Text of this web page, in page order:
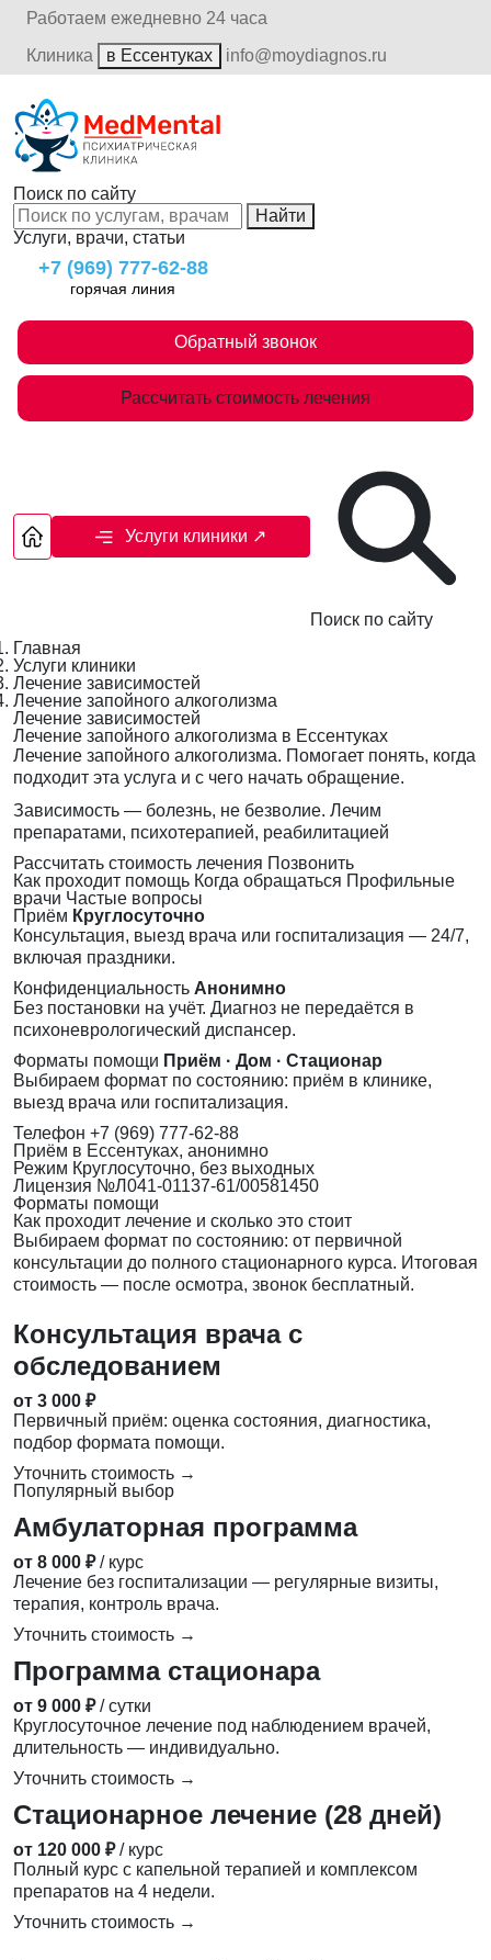
Работаем ежедневно 24 часа
Клиника
в Ессентуках info@moydiagnos.ru
Поиск по сайту
Найти
Услуги, врачи, статьи
+7 (969) 777-62-88
горячая линия
Обратный звонок
Рассчитать стоимость лечения
Услуги клиники ↗
Поиск по сайту
Главная
Услуги клиники
Лечение зависимостей
Лечение запойного алкоголизма
Лечение зависимостей
Лечение запойного алкоголизма в Ессентуках
Лечение запойного алкоголизма. Помогает понять, когда
подходит эта услуга и с чего начать обращение.
Зависимость — болезнь, не безволие. Лечим
препаратами, психотерапией, реабилитацией
Рассчитать стоимость лечения Позвонить
Как проходит помощь Когда обращаться Профильные
врачи Частые вопросы
Приём Круглосуточно
Консультация, выезд врача или госпитализация — 24/7,
включая праздники.
Конфиденциальность Анонимно
Без постановки на учёт. Диагноз не передаётся в
психоневрологический диспансер.
Форматы помощи Приём · Дом · Стационар
Выбираем формат по состоянию: приём в клинике,
выезд врача или госпитализация.
Телефон +7 (969) 777-62-88
Приём в Ессентуках, анонимно
Режим Круглосуточно, без выходных
Лицензия №Л041-01137-61/00581450
Форматы помощи
Как проходит лечение и сколько это стоит
Выбираем формат по состоянию: от первичной
консультации до полного стационарного курса. Итоговая
стоимость — после осмотра, звонок бесплатный.
Консультация врача с
обследованием
от 3 000 ₽
Первичный приём: оценка состояния, диагностика,
подбор формата помощи.
Уточнить стоимость →
Популярный выбор
Амбулаторная программа
от 8 000 ₽ / курс
Лечение без госпитализации — регулярные визиты,
терапия, контроль врача.
Уточнить стоимость →
Программа стационара
от 9 000 ₽ / сутки
Круглосуточное лечение под наблюдением врачей,
длительность — индивидуально.
Уточнить стоимость →
Стационарное лечение (28 дней)
от 120 000 ₽ / курс
Полный курс с капельной терапией и комплексом
препаратов на 4 недели.
Уточнить стоимость →